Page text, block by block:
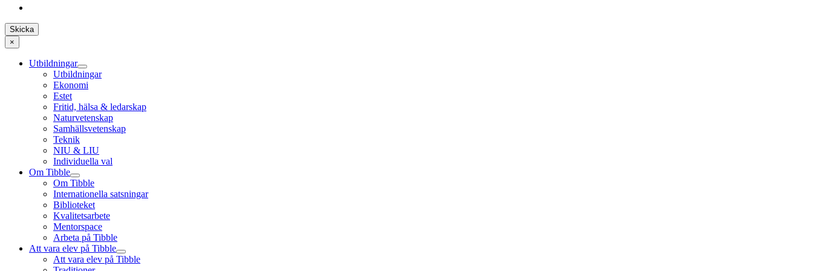
×
Utbildningar
Utbildningar
Ekonomi
Estet
Fritid, hälsa & ledarskap
Naturvetenskap
Samhällsvetenskap
Teknik
NIU & LIU
Individuella val
Om Tibble
Om Tibble
Internationella satsningar
Biblioteket
Kvalitetsarbete
Mentorspace
Arbeta på Tibble
Att vara elev på Tibble
Att vara elev på Tibble